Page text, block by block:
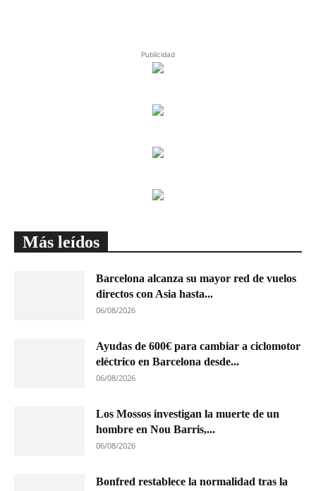
Publicidad
Más leídos
Barcelona alcanza su mayor red de vuelos
directos con Asia hasta...
06/08/2026
Ayudas de 600€ para cambiar a ciclomotor
eléctrico en Barcelona desde...
06/08/2026
Los Mossos investigan la muerte de un
hombre en Nou Barris,...
06/08/2026
Bonfred restablece la normalidad tras la